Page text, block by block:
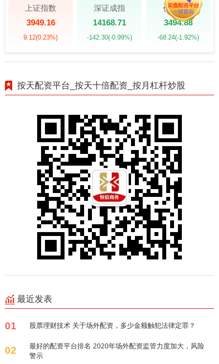
上证指数
3949.16
9.12(0.23%)
深证成指
14168.71
-142.30(-0.99%)
创业板指
3494.88
-68.24(-1.92%)
按天配资平台_按天十倍配资_按月杠杆炒股
最近发表
01 股票理财技术 关于场外配资，多少金额触犯法律定罪？
02
最好的配资平台排名 2020年场外配资监管力度加大，风险
警示